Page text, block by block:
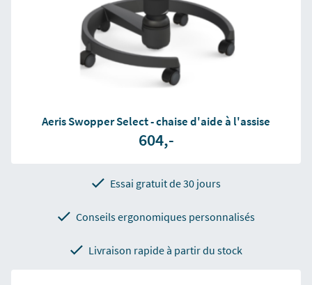
Aeris Swopper Select - chaise d'aide à l'assise
604,-
Essai gratuit de 30 jours
Conseils ergonomiques personnalisés
Livraison rapide à partir du stock